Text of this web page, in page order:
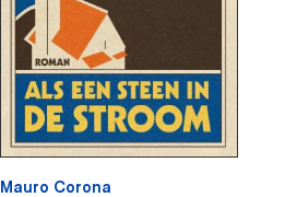
Mauro Corona